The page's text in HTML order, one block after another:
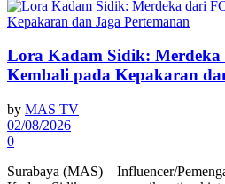
Lora Kadam Sidik:
Kembali pada Kepakaran
by MAS TV
02/08/2026
0
Surabaya (MAS) – Influencer/